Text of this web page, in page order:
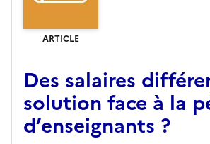
ARTICLE
Des salaires
solution face à la
d’enseignants ?